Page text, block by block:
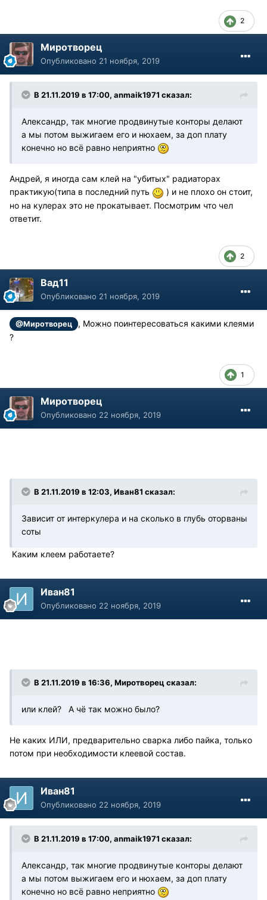
2
Миротворец
Опубликовано 21 ноября, 2019
В 21.11.2019 в 17:00, anmaik1971 сказал:
Александр, так многие продвинутые конторы делают
а мы потом выжигаем его и нюхаем, за доп плату
конечно но всё равно неприятно
Андрей, я иногда сам клей на "убитых" радиаторах
практикую(типа в последний путь
) и не плохо он стоит,
но на кулерах это не прокатывает. Посмотрим что чел
ответит.
2
Вад11
Опубликовано 21 ноября, 2019
@Миротворец
, Можно поинтересоваться какими клеями
?
1
Миротворец
Опубликовано 22 ноября, 2019
В 21.11.2019 в 12:03, Иван81 сказал:
Зависит от интеркулера и на сколько в глубь оторваны
соты
Каким клеем работаете?
Иван81
Опубликовано 22 ноября, 2019
В 21.11.2019 в 16:36, Миротворец сказал:
или клей? А чё так можно было?
Не каких ИЛИ, предварительно сварка либо пайка, только
потом при необходимости клеевой состав.
Иван81
Опубликовано 22 ноября, 2019
В 21.11.2019 в 17:00, anmaik1971 сказал:
Александр, так многие продвинутые конторы делают
а мы потом выжигаем его и нюхаем, за доп плату
конечно но всё равно неприятно